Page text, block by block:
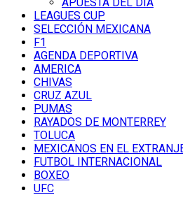
LEAGUES CUP
SELECCIÓN MEXICANA
F1
AGENDA DEPORTIVA
AMERICA
CHIVAS
CRUZ AZUL
PUMAS
RAYADOS DE MONTERREY
TOLUCA
MEXICANOS EN EL
FUTBOL INTERNACIONAL
BOXEO
UFC